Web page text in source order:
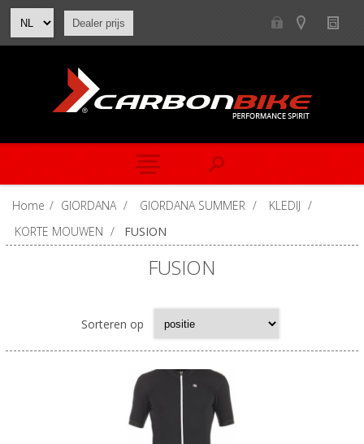
Dealer prijs
Home / GIORDANA / GIORDANA SUMMER / KLEDIJ /
KORTE MOUWEN / FUSION
FUSION
Sorteren op